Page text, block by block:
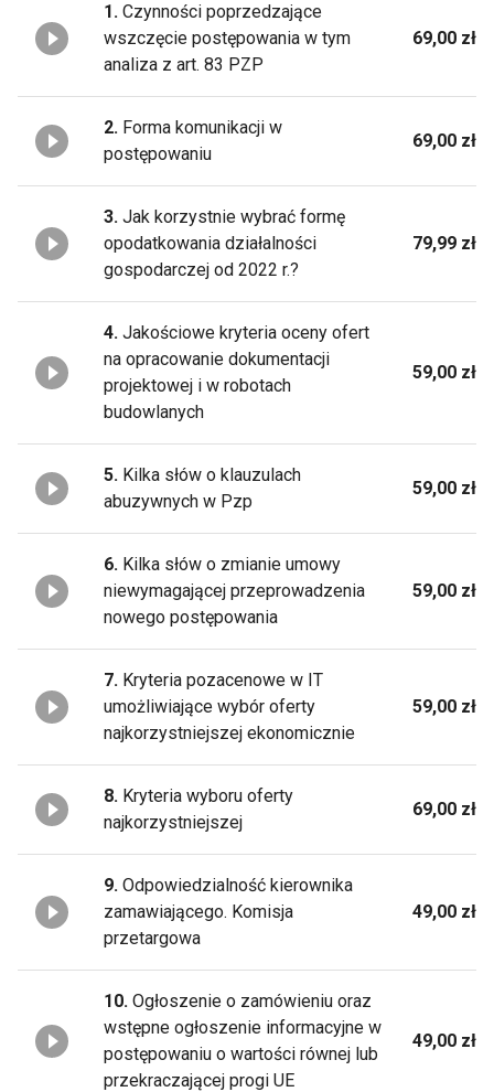
1. Czynności poprzedzające
wszczęcie postępowania w tym
analiza z art. 83 PZP
69,00 zł
2. Forma komunikacji w
postępowaniu
69,00 zł
3. Jak korzystnie wybrać formę
opodatkowania działalności
gospodarczej od 2022 r.?
79,99 zł
4. Jakościowe kryteria oceny ofert
na opracowanie dokumentacji
projektowej i w robotach
budowlanych
59,00 zł
5. Kilka słów o klauzulach
abuzywnych w Pzp
59,00 zł
6. Kilka słów o zmianie umowy
niewymagającej przeprowadzenia
nowego postępowania
59,00 zł
7. Kryteria pozacenowe w IT
umożliwiające wybór oferty
najkorzystniejszej ekonomicznie
59,00 zł
8. Kryteria wyboru oferty
najkorzystniejszej
69,00 zł
9. Odpowiedzialność kierownika
zamawiającego. Komisja
przetargowa
49,00 zł
10. Ogłoszenie o zamówieniu oraz
wstępne ogłoszenie informacyjne w
postępowaniu o wartości równej lub
przekraczającej progi UE
49,00 zł